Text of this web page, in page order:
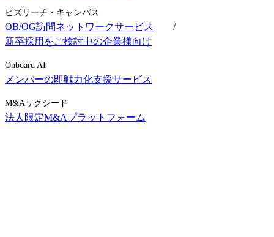
ビズリーチ・キャンパス
OB/OG訪問ネットワークサービス
/
新卒採用をご検討中の企業様向け
Onboard AI
メンバーの即戦力化支援サービス
M&Aサクシード
法人限定M&Aプラットフォーム